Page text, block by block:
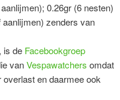
0.26gr (6 nesten)
aanlijmen) zenders van
is de Facebookgroep
vanVespawatchers omdat
en daarmee ook